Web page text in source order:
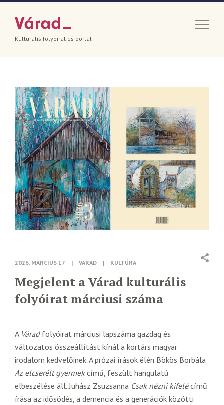
Kulturális folyóirat és portál
2026. MÁRCIUS 17 | VÁRAD | KULTÚRA
Megjelent a Várad kulturális
folyóirat márciusi száma
A Váradfolyóirat márciusi lapszáma gazdag és
változatos összeállítást kínál a kortárs magyar
irodalom kedvelőinek. A prózai írások élén Bökös Borbála
Az elcserélt gyermekcímű, feszült hangulatú
elbeszélése áll. Juhász Zsuzsanna Csak nézni kifelécímű
írása az idősödés, a demencia és a generációk közötti